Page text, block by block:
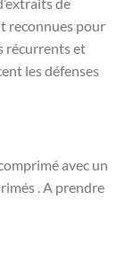
reconnues pour
récurrents et
les défenses
avec un
. A prendre